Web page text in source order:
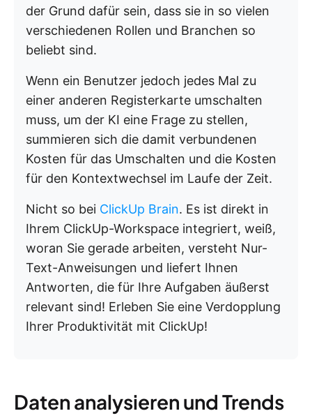
der Grund dafür sein, dass sie in so vielen
verschiedenen Rollen und Branchen so
beliebt sind.
Wenn ein Benutzer jedoch jedes Mal zu
einer anderen Registerkarte umschalten
muss, um der KI eine Frage zu stellen,
summieren sich die damit verbundenen
Kosten für das Umschalten und die Kosten
für den Kontextwechsel im Laufe der Zeit.
Nicht so bei ClickUp Brain. Es ist direkt in
Ihrem ClickUp-Workspace integriert, weiß,
woran Sie gerade arbeiten, versteht Nur-
Text-Anweisungen und liefert Ihnen
Antworten, die für Ihre Aufgaben äußerst
relevant sind! Erleben Sie eine Verdopplung
Ihrer Produktivität mit ClickUp!
Daten analysieren und Trends